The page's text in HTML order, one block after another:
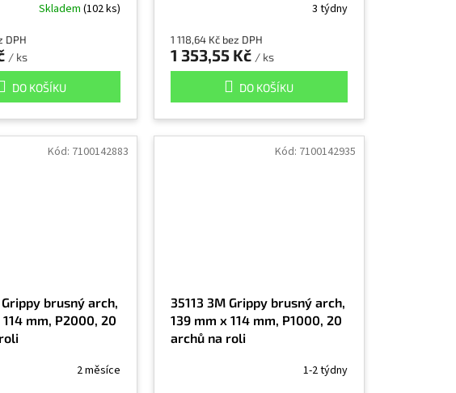
Skladem (102 ks)
DPH
/ ks
DO KOŠÍKU
3 týdny
1 118,64 Kč bez DPH
1 353,55 Kč / ks
DO KOŠÍKU
Grippy brusný arch,
mm, P2000, 20
2 měsíce
Kód: 7100142883
35113 3M Grippy brusný arch,
139 mm x 114 mm, P1000, 20
archů na roli
1-2 týdny
Kód: 7100142935